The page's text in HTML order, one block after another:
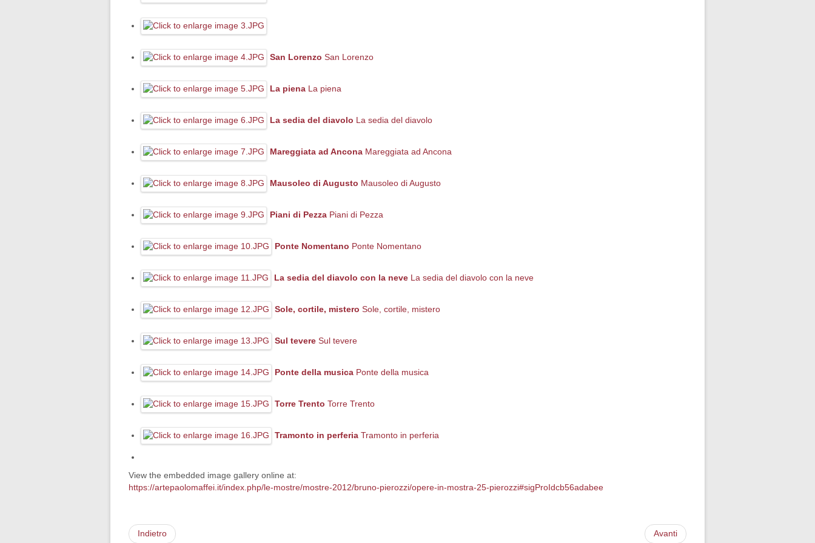
San Lorenzo San Lorenzo
La piena La piena
La sedia del diavolo La sedia del diavolo
Mareggiata ad Ancona Mareggiata ad Ancona
Mausoleo di Augusto Mausoleo di Augusto
Piani di Pezza Piani di Pezza
Ponte Nomentano Ponte Nomentano
La sedia del diavolo con la neve La sedia del diavolo con la neve
Sole, cortile, mistero Sole, cortile, mistero
Sul tevere Sul tevere
Ponte della musica Ponte della musica
Torre Trento Torre Trento
Tramonto in perferia Tramonto in perferia
View the embedded image gallery online at:
https://artepaolomaffei.it/index.php/le-mostre/mostre-2012/bruno-pierozzi/opere-in-mostra-25-pierozzi#sigProIdcb56adabee
Indietro Avanti